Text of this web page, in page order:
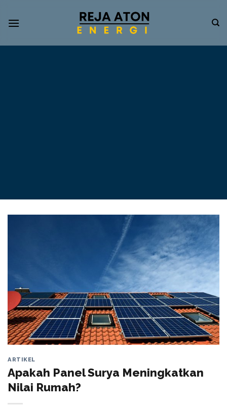
Informasi
ARTIKEL
Apakah Panel Surya Meningkatkan
Nilai Rumah?